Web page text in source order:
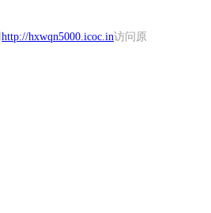
http://hxwqn5000.icoc.in访问原